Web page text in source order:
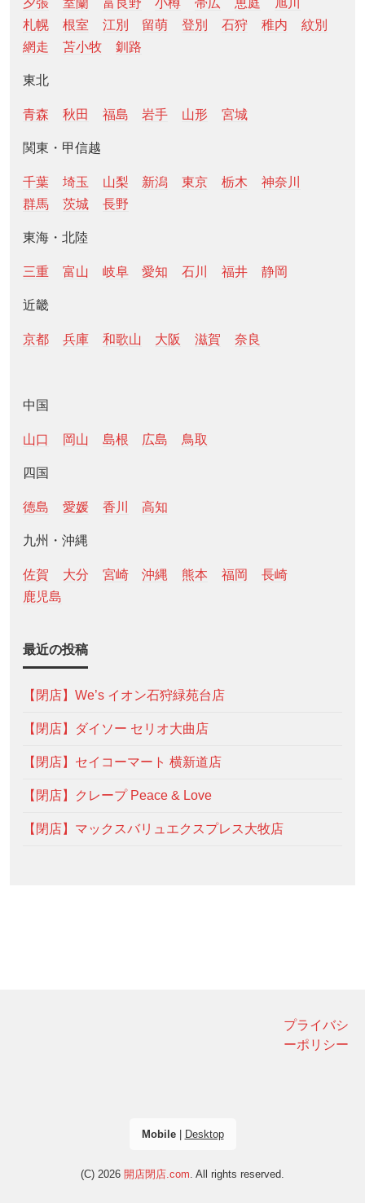
夕張
室蘭 富良野 小樽 帯広 恵庭
旭川
札幌
根室 江別 留萌 登別 石狩 稚内
紋別
網走
苫小牧 釧路
東北
青森 秋田 福島 岩手 山形 宮城
関東・甲信越
千葉 埼玉 山梨 新潟 東京 栃木
神奈川
群馬
茨城 長野
東海・北陸
三重 富山 岐阜 愛知 石川 福井 静岡
近畿
京都 兵庫 和歌山 大阪 滋賀 奈良
中国
山口 岡山 島根 広島 鳥取
四国
徳島 愛媛 香川 高知
九州・沖縄
佐賀 大分 宮崎 沖縄 熊本 福岡
長崎
鹿児島
最近の投稿
【閉店】We’s イオン石狩緑苑台店
【閉店】ダイソー セリオ大曲店
【閉店】セイコーマート 横新道店
【閉店】クレープ Peace & Love
【閉店】マックスバリュエクスプレス大牧店
プライバシ
ーポリシー
Mobile| Desktop
(C) 2026 開店閉店.com. All rights reserved.